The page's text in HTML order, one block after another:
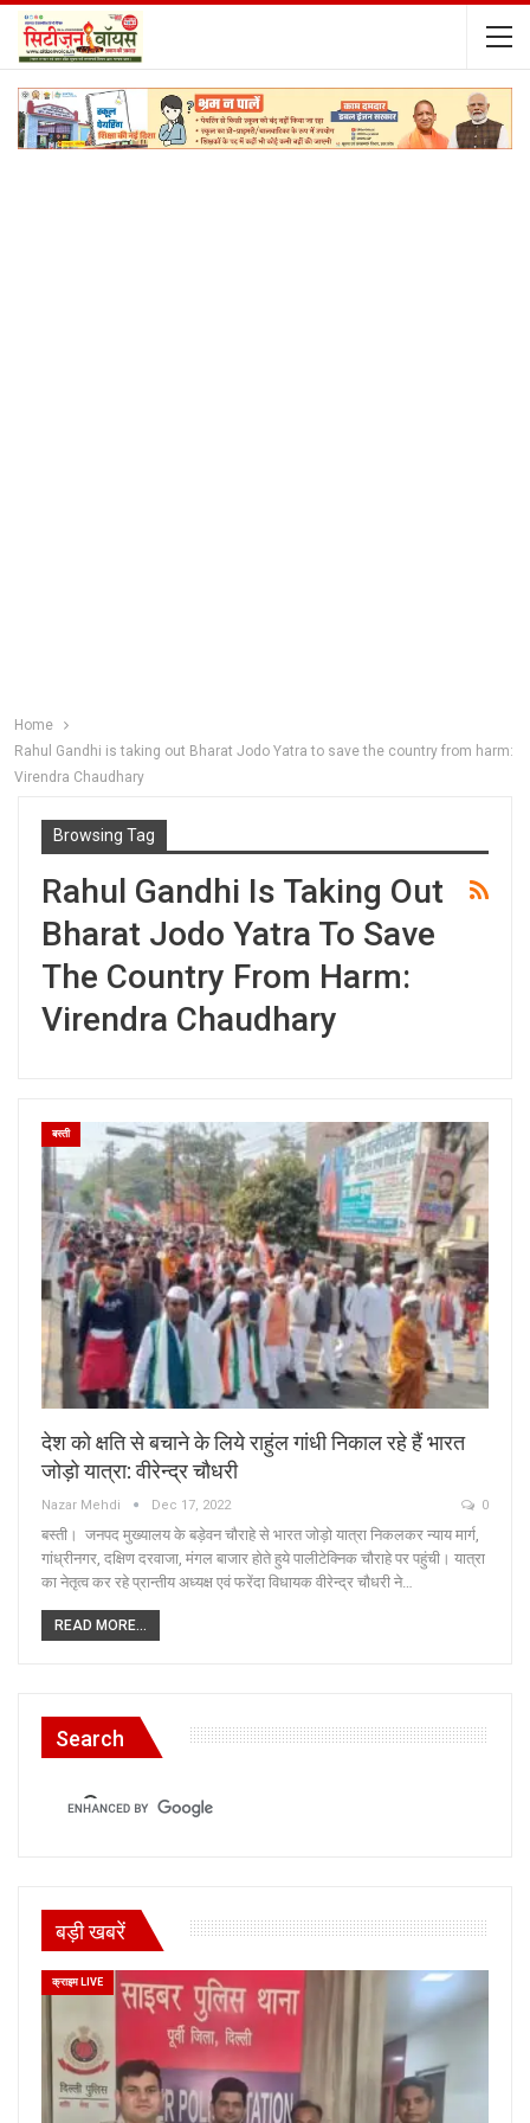
Home
Rahul Gandhi is taking out Bharat Jodo Yatra to save the country from harm:
Virendra Chaudhary
Browsing Tag
Rahul Gandhi Is Taking Out
Bharat Jodo Yatra To Save
The Country From Harm:
Virendra Chaudhary
बस्ती
देश को क्षति से बचाने के लिये राहुंल गांधी निकाल रहे हैं भारत
जोड़ो यात्रा: वीरेन्द्र चौधरी
Nazar Mehdi Dec 17, 2022 0
बस्ती। जनपद मुख्यालय के बड़ेवन चौराहे से भारत जोड़ो यात्रा निकलकर न्याय मार्ग,
गांध्रीनगर, दक्षिण दरवाजा, मंगल बाजार होते हुये पालीटेक्निक चौराहे पर पहुंची। यात्रा
का नेतृत्व कर रहे प्रान्तीय अध्यक्ष एवं फरेंदा विधायक वीरेन्द्र चौधरी ने…
READ MORE...
Search
बड़ी खबरें
क्राइम LIVE